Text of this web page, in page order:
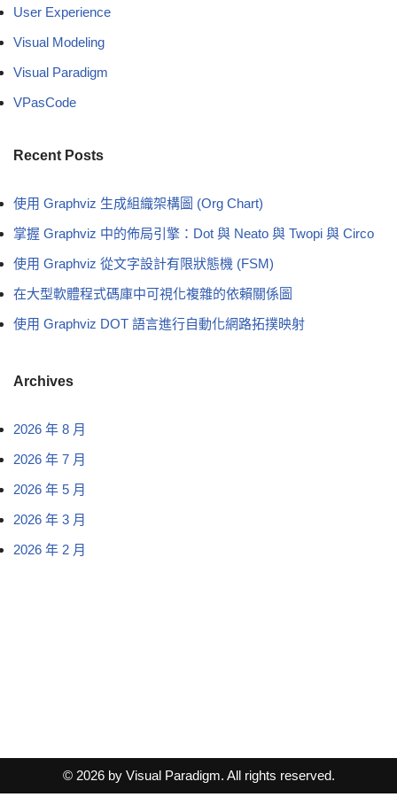
User Experience
Visual Modeling
Visual Paradigm
VPasCode
Recent Posts
使用 Graphviz 生成組織架構圖 (Org Chart)
掌握 Graphviz 中的佈局引擎：Dot 與 Neato 與 Twopi 與 Circo
使用 Graphviz 從文字設計有限狀態機 (FSM)
在大型軟體程式碼庫中可視化複雜的依賴關係圖
使用 Graphviz DOT 語言進行自動化網路拓撲映射
Archives
2026 年 8 月
2026 年 7 月
2026 年 5 月
2026 年 3 月
2026 年 2 月
© 2026 by Visual Paradigm. All rights reserved.